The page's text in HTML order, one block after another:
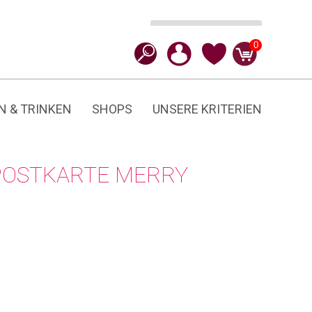
0
& TRINKEN SHOPS UNSERE KRITERIEN
MERRY
Christmas
Menge